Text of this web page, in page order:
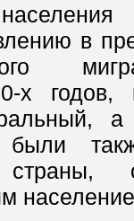
в
х
были